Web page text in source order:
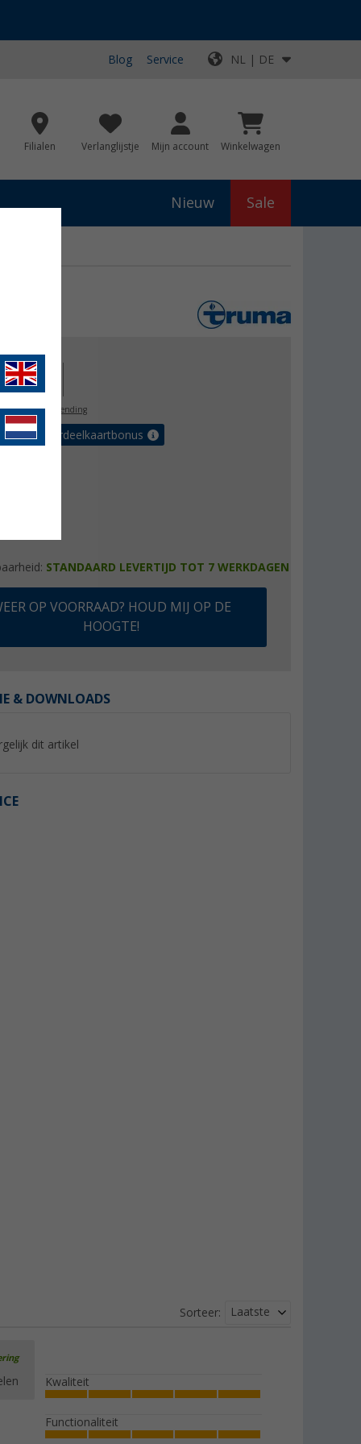
Blog Service NL | DE
Filialen Verlanglijstje Mijn account Winkelwagen
Nieuw Sale
€ 397,00
BTWgratis verzending
de voordeelkaartbonus
STANDAARD LEVERTIJD TOT 7 WERKDAGEN
OP VOORRAAD? HOUD MIJ OP DE
HOOGTE!
& DOWNLOADS
dit artikel
Sorteer: Laatste
Kwaliteit
Functionaliteit